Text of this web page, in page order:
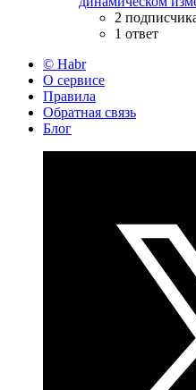
2
1 ответ
© Habr
О сервисе
Правила
Обратная связь
Блог